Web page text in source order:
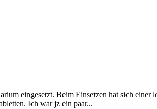
eingesetzt. Beim Einsetzen hat sich
Ich war jz ein paar...